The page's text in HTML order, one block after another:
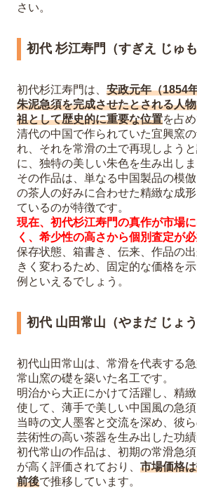
さい。
初代 杉江寿門（すぎえ じゅも
初代杉江寿門は、 安政元年（1854
朱泥急須を完成させたとされる人
祖として歴史的に重要な位置を占
清代の中国で作られていた宜興窯
れ、それを常滑の土で再現しよう
に、独特の美しい朱色を生み出しま
その作品は、単なる中国製品の模
の茶人の好みに合わせた精緻な成
ているのが特徴です。
現在、初代杉江寿門の真作が市場
く、希少性の高さから個別査定が必
保存状態、箱書き、伝来、作品の
きく変わるため、固定的な価格を
例といえるでしょう。
初代 山田常山（やまだ じょう
初代山田常山は、常滑を代表する
常山窯の礎を築いた名工です。
明治から大正にかけて活躍し、精
使して、薄手で美しい中国風の急須
当時の文人墨客と交流を深め、彼
芸術性の高い茶器を生み出した功績
初代常山の作品は、初期の常滑急
が高く評価されており、 市場価格
前後で推移しています。